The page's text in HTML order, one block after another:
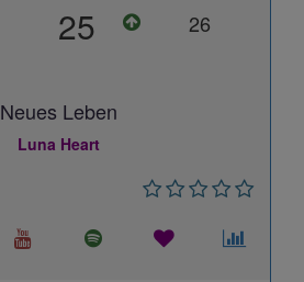
25 26
Neues Leben
Luna Heart